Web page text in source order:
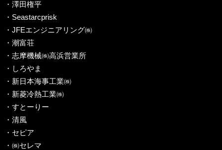
・澤田権平
・Seastarcprisk
・JFEエンジニアリング㈱
・潮富荘
・志摩機械㈱高浜営業所
・しろやま
・新日本海事工業㈱
・新菱冷熱工業㈱
・すとーりー
・清風
・セピア
・㈱セレマ